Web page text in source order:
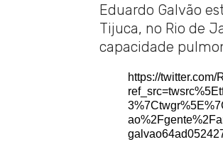
Eduardo Galvão
Tijuca, no Rio de
capacidade
https://